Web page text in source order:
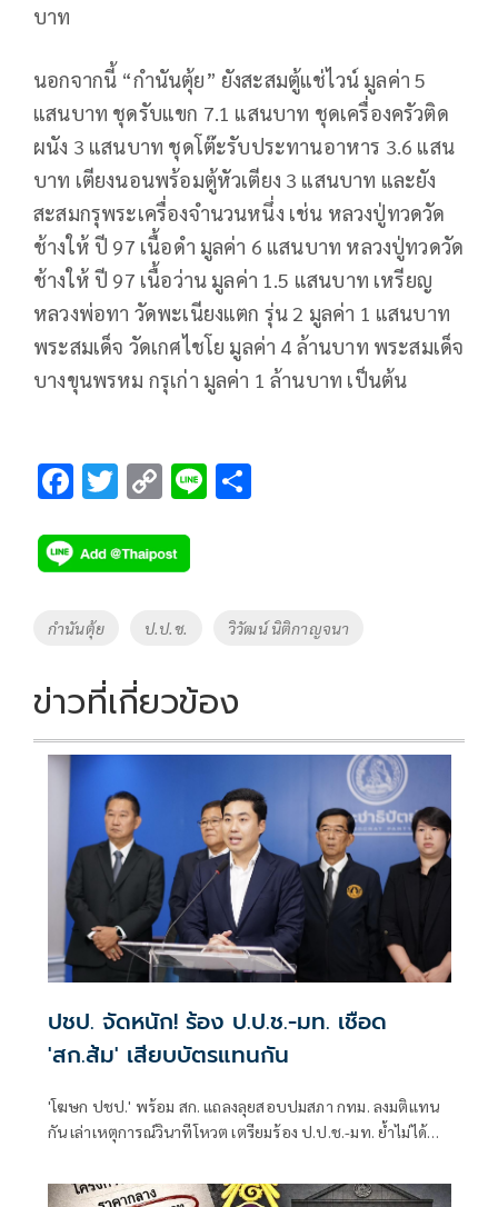
บาท
นอกจากนี้ “กำนันตุ้ย” ยังสะสมตู้แช่ไวน์ มูลค่า 5
แสนบาท ชุดรับแขก 7.1 แสนบาท ชุดเครื่องครัวติด
ผนัง 3 แสนบาท ชุดโต๊ะรับประทานอาหาร 3.6 แสน
บาท เตียงนอนพร้อมตู้หัวเตียง 3 แสนบาท และยัง
สะสมกรุพระเครื่องจำนวนหนึ่ง เช่น หลวงปู่ทวดวัด
ช้างให้ ปี 97 เนื้อดำ มูลค่า 6 แสนบาท หลวงปู่ทวดวัด
ช้างให้ ปี 97 เนื้อว่าน มูลค่า 1.5 แสนบาท เหรียญ
หลวงพ่อทา วัดพะเนียงแตก รุ่น 2 มูลค่า 1 แสนบาท
พระสมเด็จ วัดเกศไชโย มูลค่า 4 ล้านบาท พระสมเด็จ
บางขุนพรหม กรุเก่า มูลค่า 1 ล้านบาท เป็นต้น
F
e
b
o
k
T
tt
er
C
p
y
Li
k
Li
Tags
กำนันตุ้ย ป.ป.ช. วิวัฒน์ นิติกาญจนา
ข่าวที่เกี่ยวข้อง
ปชป. จัดหนัก! ร้อง ป.ป.ช.-มท. เชือด
'สก.ส้ม' เสียบบัตรแทนกัน
'โฆษก ปชป.' พร้อม สก. แถลงลุยสอบปมสภา กทม. ลงมติแทน
กัน เล่าเหตุการณ์วินาทีโหวต เตรียมร้อง ป.ป.ช.-มท. ย้ำไม่ได้